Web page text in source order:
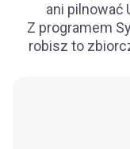
ani pilnować
Z programem
robisz to